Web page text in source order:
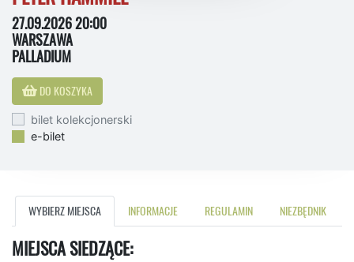
27.09.2026 20:00
WARSZAWA
PALLADIUM
DO KOSZYKA
bilet kolekcjonerski
e-bilet
WYBIERZ MIEJSCA INFORMACJE REGULAMIN NIEZBĘDNIK
MIEJSCA SIEDZĄCE: